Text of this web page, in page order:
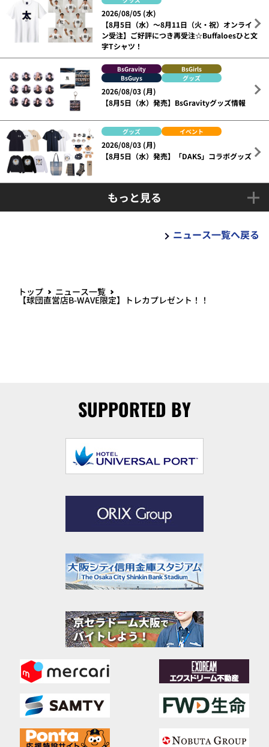
2026/08/05 (水)
【8月5日（水）～8月11日（火・祝）オンライ
ン受注】ご好評につき再受注☆Buffaloesひと文
字Tシャツ！
BsGravity
BsGirls
BsGuys
グッズ
2026/08/03 (月)
【8月5日（水）発売】BsGravityグッズ情報
グッズ イベント
2026/08/03 (月)
【8月5日（水）発売】「DAKS」コラボグッズ
もっと見る
ニュース一覧へ戻る
トップ ニュース一覧
【球団直営店B-WAVE限定】トレカプレゼント！！
SUPPORTED BY